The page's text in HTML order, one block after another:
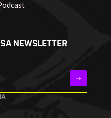
NEWSLETTER